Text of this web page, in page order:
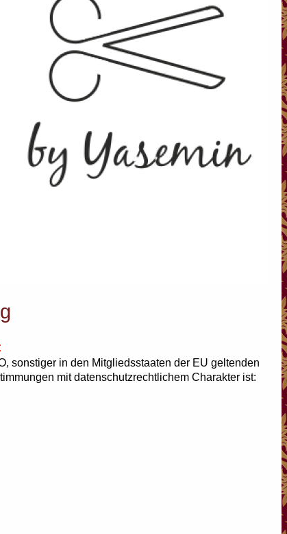
sonstiger in den Mitgliedsstaaten der EU geltenden
mit datenschutzrechtlichem Charakter ist: